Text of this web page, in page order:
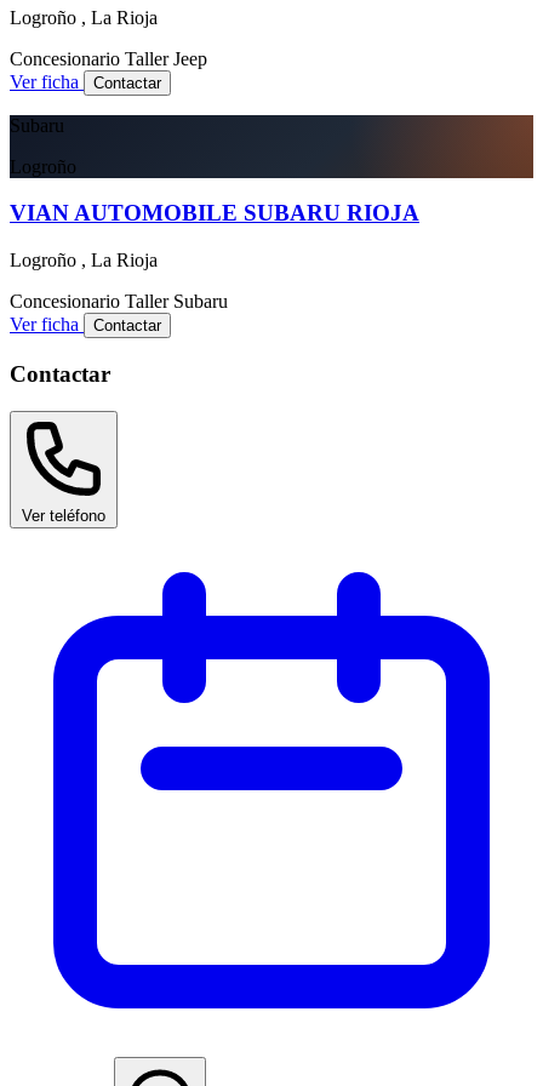
Logroño , La Rioja
Concesionario Taller Jeep
Ver ficha
Contactar
Subaru
Logroño
VIAN AUTOMOBILE SUBARU RIOJA
Logroño , La Rioja
Concesionario Taller Subaru
Ver ficha
Contactar
Contactar
Ver teléfono